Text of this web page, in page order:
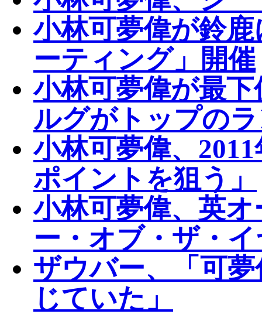
小林可夢偉が鈴
ーティング」開催
小林可夢偉が最
ルグがトップの
小林可夢偉、
ポイントを狙う」
小林可夢偉、英
ー・オブ・ザ・
ザウバー、「可
じていた」